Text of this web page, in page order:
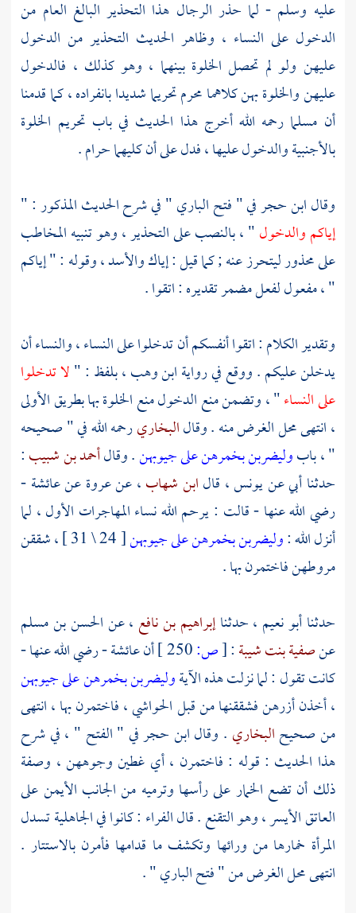
عليه وسلم - لما حذر الرجال هذا التحذير البالغ العام من
الدخول على النساء ، وظاهر الحديث التحذير من الدخول
عليهن ولو لم تحصل الخلوة بينهما ، وهو كذلك ، فالدخول
عليهن والخلوة بهن كلاهما محرم تحريما شديدا بانفراده ، كما قدمنا
أن مسلما رحمه الله أخرج هذا الحديث في باب تحريم الخلوة
بالأجنبية والدخول عليها ، فدل على أن كليهما حرام .
وقالابن حجرفي " فتح الباري " في شرح الحديث المذكور : "
إياكم والدخول" ، بالنصب على التحذير ، وهو تنبيه المخاطب
على محذور ليتحرز عنه ; كما قيل : إياك والأسد ، وقوله : " إياكم
" ، مفعول لفعل مضمر تقديره : اتقوا .
وتقدير الكلام : اتقوا أنفسكم أن تدخلوا على النساء ، والنساء أن
يدخلن عليكم . ووقع في روايةابن وهب، بلفظ : "لا تدخلوا
على النساء" ، وتضمن منع الدخول منع الخلوة بها بطريق الأولى
، انتهى محل الغرض منه . وقالالبخاريرحمه الله في " صحيحه
" ، بابوليضربن بخمرهن على جيوبهن. وقالأحمد بن شبيب:
حدثنا أبي عنيونس، قالابن شهاب، عنعروةعنعائشة-
رضي الله عنها - قالت : يرحم الله نساء المهاجرات الأول ، لما
أنزل الله :وليضربن بخمرهن على جيوبهن
[ 24 \ 31 ] ، شققن
مروطهن فاختمرن بها .
حدثناأبو نعيم ، حدثناإبراهيم بن نافع ، عنالحسن بن مسلم
عنصفية بنت شيبة:
[ص: أنعائشة- رضي الله عنها -
كانت تقول : لما نزلت هذه الآيةوليضربن بخمرهن على جيوبهن
، أخذن أزرهن فشققنها من قبل الحواشي ، فاختمرن بها ، انتهى
من صحيحالبخاري . وقالابن حجرفي " الفتح " ، في شرح
هذا الحديث : قوله : فاختمرن ، أي غطين وجوههن ، وصفة
ذلك أن تضع الخمار على رأسها وترميه من الجانب الأيمن على
العاتق الأيسر ، وهو التقنع . قالالفراء : كانوا في الجاهلية تسدل
المرأة خمارها من ورائها وتكشف ما قدامها فأمرن بالاستتار .
انتهى محل الغرض من " فتح الباري " .